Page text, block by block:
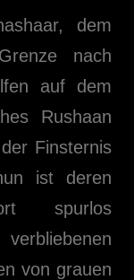
dem
nach
auf dem
Rushaan
Finsternis
ist deren
spurlos
von grauen